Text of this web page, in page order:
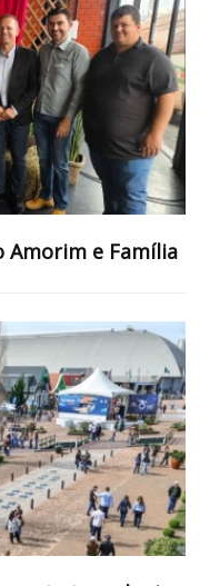
Amorim e Família